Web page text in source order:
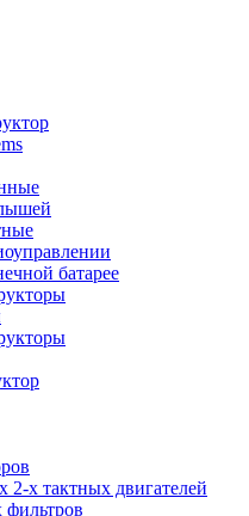
батарее
2-х тактных двигателей